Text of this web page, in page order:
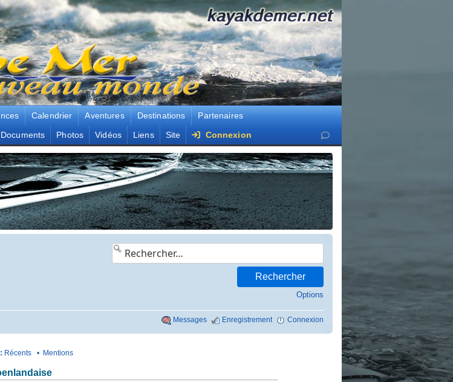
Calendrier Aventures Destinations
Partenaires
Documents Photos Vidéos Liens Site Connexion
Options
Messages Enregistrement Connexion
Récents• Mentions